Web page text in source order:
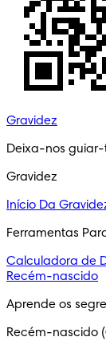
Gravidez
Deixa-nos
Gravidez
Início Da
Ferramentas
Calculadora de
Recém-nascido
Aprende os
Recém-nascido